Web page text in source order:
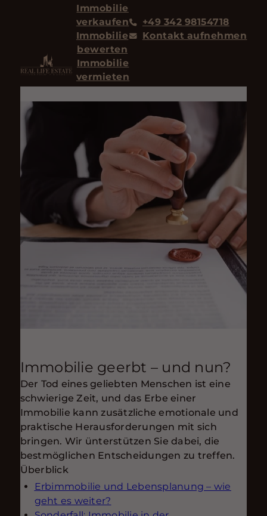
Immobilie
verkaufen
Immobilie
bewerten
Immobilie
vermieten
+49 342 98154718
Kontakt aufnehmen
Immobilie geerbt – und nun?
Der Tod eines geliebten Menschen ist eine
schwierige Zeit, und das Erbe einer
Immobilie kann zusätzliche emotionale und
praktische Herausforderungen mit sich
bringen. Wir ünterstützen Sie dabei, die
bestmöglichen Entscheidungen zu treffen.
Überblick
Erbimmobilie und Lebensplanung – wie
geht es weiter?